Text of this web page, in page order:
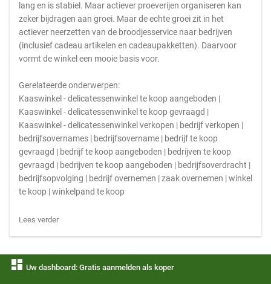
lang en is stabiel. Maar actiever proeverijen organiseren kan
zeker bijdragen aan groei. Maar de echte groei zit in het
actiever neerzetten van de broodjesservice naar bedrijven
(inclusief cadeau artikelen en cadeaupakketten). Daarvoor
vormt de winkel een mooie basis voor.
Gerelateerde onderwerpen:
Kaaswinkel - delicatessenwinkel te koop aangeboden |
Kaaswinkel - delicatessenwinkel te koop gevraagd |
Kaaswinkel - delicatessenwinkel verkopen | bedrijf verkopen |
bedrijfsovernames | bedrijfsovername | bedrijf te koop
gevraagd | bedrijf te koop aangeboden | bedrijven te koop
gevraagd | bedrijven te koop aangeboden | bedrijfsoverdracht |
bedrijfsopvolging | bedrijf overnemen | zaak overnemen | winkel
te koop | winkelpand te koop
Lees verder
dashboard Uw dashboard: Gratis aanmelden als koper